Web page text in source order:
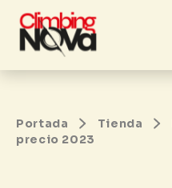
Skip
Portada Tienda
precio 2023